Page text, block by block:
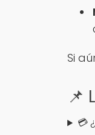
Si
📌
💳